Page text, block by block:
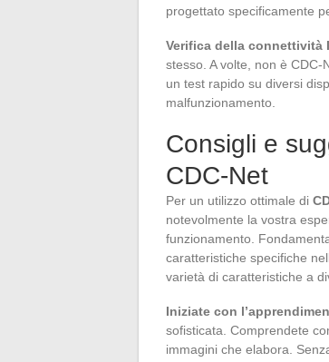
progettato specificamente
Verifica della connettività
stesso. A volte, non è
un test rapido su diversi
malfunzionamento.
Consigli e
CDC-Net
Per un utilizzo ottimale di
notevolmente la vostra
funzionamento.
caratteristiche specifiche
varietà di caratteristiche a
Iniziate con
sofisticata. Comprendete
immagini che elabora.